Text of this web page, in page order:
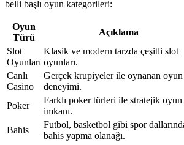
belli başlı oyun kategorileri:
Oyun
Türü
Açıklama
Slot
Oyunları
Klasik ve modern tarzda çeşitli slot
oyunları.
Canlı
Casino
Gerçek krupiyeler ile oynanan oyun
deneyimi.
Poker
Farklı poker türleri ile stratejik oyun
imkanı.
Bahis
Futbol, basketbol gibi spor
bahis yapma olanağı.